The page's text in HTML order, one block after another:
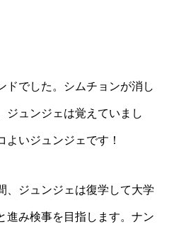
ドでした。シムチョンが消し
ジュンジェは覚えていまし
よいジュンジェです！
、ジュンジェは復学して大学
進み検事を目指します。ナン